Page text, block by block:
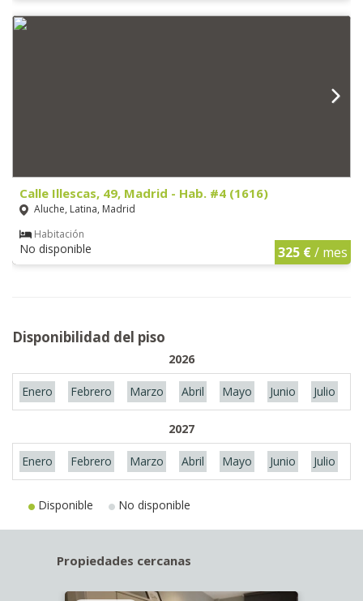
Calle Illescas, 49, Madrid - Hab. #4 (1616)
Aluche, Latina, Madrid
Habitación
No disponible 325 €/ mes
Disponibilidad del piso
2026
Enero Febrero Marzo Abril Mayo Junio Julio
2027
Enero Febrero Marzo Abril Mayo Junio Julio
Disponible No disponible
Propiedades cercanas